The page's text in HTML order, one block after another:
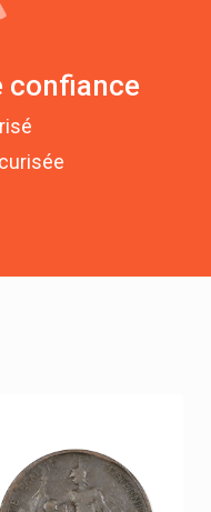
confiance